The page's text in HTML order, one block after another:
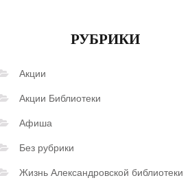
РУБРИКИ
Акции
Акции Библиотеки
Афиша
Без рубрики
Жизнь Александровской библиотеки